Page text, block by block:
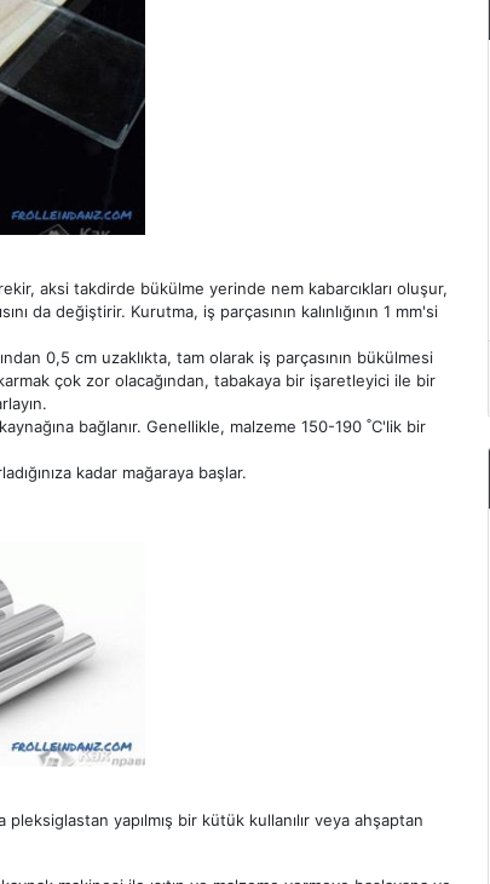
aksi takdirde bükülme yerinde nem kabarcıkları oluşur,
da değiştirir. Kurutma, iş parçasının kalınlığının 1 mm'si
0,5 cm uzaklıkta, tam olarak iş parçasının bükülmesi
çok zor olacağından, tabakaya bir işaretleyici ile bir
bağlanır. Genellikle, malzeme 150-190 ˚C'lik bir
kadar mağaraya başlar.
yapılmış bir kütük kullanılır veya ahşaptan